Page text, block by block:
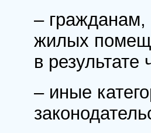
–
жилых
в
– иные